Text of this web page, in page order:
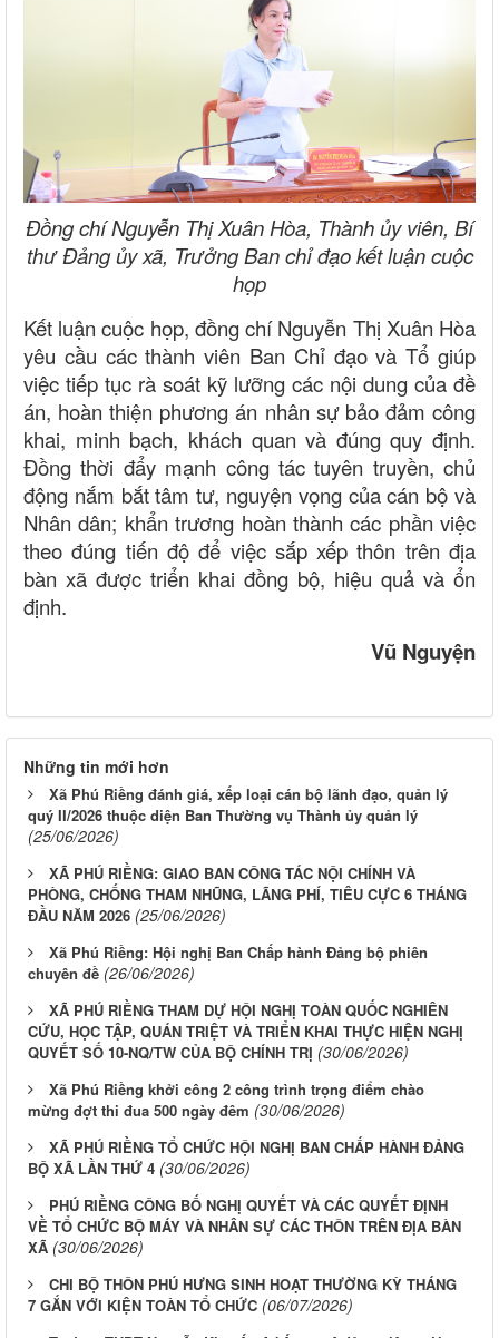
Đồng chí Nguyễn Thị Xuân Hòa, Thành ủy viên, Bí
thư Đảng ủy xã, Trưởng Ban chỉ đạo kết luận cuộc
họp
Kết luận cuộc họp, đồng chí Nguyễn Thị Xuân Hòa
yêu cầu các thành viên Ban Chỉ đạo và Tổ giúp
việc tiếp tục rà soát kỹ lưỡng các nội dung của đề
án, hoàn thiện phương án nhân sự bảo đảm công
khai, minh bạch, khách quan và đúng quy định.
Đồng thời đẩy mạnh công tác tuyên truyền, chủ
động nắm bắt tâm tư, nguyện vọng của cán bộ và
Nhân dân; khẩn trương hoàn thành các phần việc
theo đúng tiến độ để việc sắp xếp thôn trên địa
bàn xã được triển khai đồng bộ, hiệu quả và ổn
định.
Vũ Nguyện
Những tin mới hơn
Xã Phú Riềng đánh giá, xếp loại cán bộ lãnh đạo, quản lý
quý II/2026 thuộc diện Ban Thường vụ Thành ủy quản lý
(25/06/2026)
XÃ PHÚ RIỀNG: GIAO BAN CÔNG TÁC NỘI CHÍNH VÀ
PHÒNG, CHỐNG THAM NHŨNG, LÃNG PHÍ, TIÊU CỰC 6 THÁNG
ĐẦU NĂM 2026 (25/06/2026)
Xã Phú Riềng: Hội nghị Ban Chấp hành Đảng bộ phiên
chuyên đề (26/06/2026)
XÃ PHÚ RIỀNG THAM DỰ HỘI NGHỊ TOÀN QUỐC NGHIÊN
CỨU, HỌC TẬP, QUÁN TRIỆT VÀ TRIỂN KHAI THỰC HIỆN NGHỊ
QUYẾT SỐ 10-NQ/TW CỦA BỘ CHÍNH TRỊ (30/06/2026)
Xã Phú Riềng khởi công 2 công trình trọng điểm chào
mừng đợt thi đua 500 ngày đêm (30/06/2026)
XÃ PHÚ RIỀNG TỔ CHỨC HỘI NGHỊ BAN CHẤP HÀNH ĐẢNG
BỘ XÃ LẦN THỨ 4 (30/06/2026)
PHÚ RIỀNG CÔNG BỐ NGHỊ QUYẾT VÀ CÁC QUYẾT ĐỊNH
VỀ TỔ CHỨC BỘ MÁY VÀ NHÂN SỰ CÁC THÔN TRÊN ĐỊA BÀN
XÃ (30/06/2026)
CHI BỘ THÔN PHÚ HƯNG SINH HOẠT THƯỜNG KỲ THÁNG
7 GẮN VỚI KIỆN TOÀN TỔ CHỨC (06/07/2026)